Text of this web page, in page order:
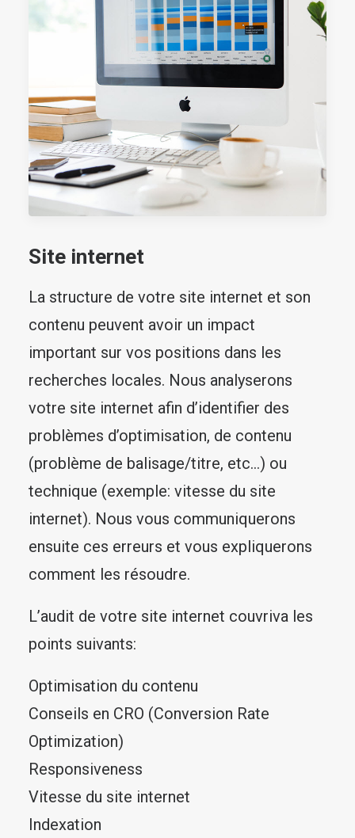
Site internet
La structure de votre site internet et son
contenu peuvent avoir un impact
important sur vos positions dans les
recherches locales. Nous analyserons
votre site internet afin d’identifier des
problèmes d’optimisation, de contenu
(problème de balisage/titre, etc…) ou
technique (exemple: vitesse du site
internet). Nous vous communiquerons
ensuite ces erreurs et vous expliquerons
comment les résoudre.
L’audit de votre site internet couvriva les
points suivants:
Optimisation du contenu
Conseils en CRO (Conversion Rate
Optimization)
Responsiveness
Vitesse du site internet
Indexation